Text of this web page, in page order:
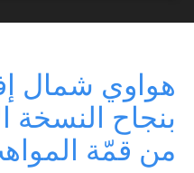
هواوي شمال
بنجاح النسخة
من قمّة